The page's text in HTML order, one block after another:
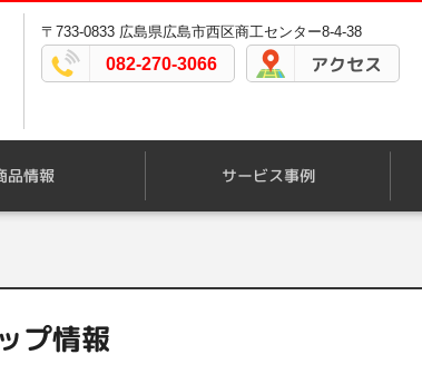
〒733-0833 広島県広島市西区商工センター8-4-38
082-270-3066 アクセス
品情報 サービス事例
プ情報